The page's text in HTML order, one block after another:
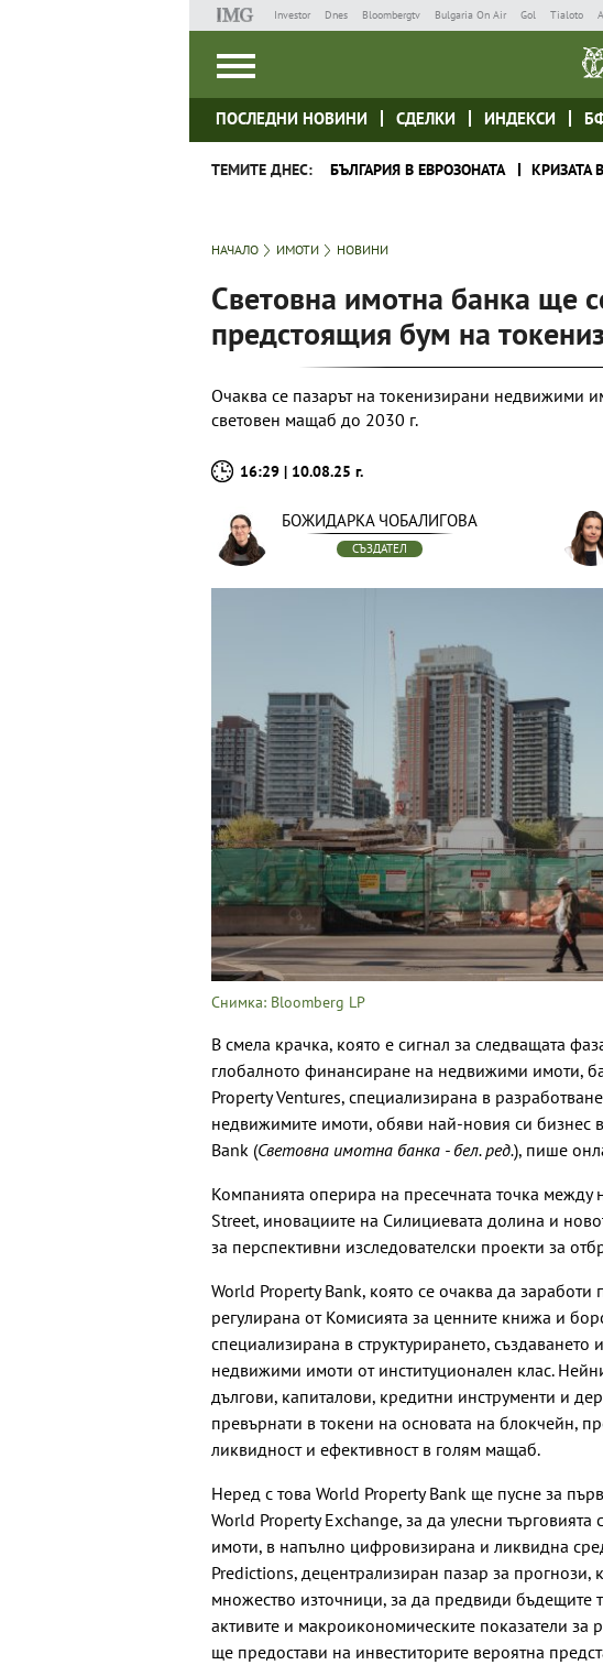
Investor Dnes Bloombergtv Bulgaria On Air Gol Tialoto
ПОСЛЕДНИ НОВИНИ СДЕЛКИ ИНДЕКСИ
ТЕМИТЕ ДНЕС: БЪЛГАРИЯ В ЕВРОЗОНАТА КРИЗАТА
НАЧАЛО ИМОТИ НОВИНИ
Световна имотна банка ще
предстоящия бум на
Очаква се пазарът на токенизирани недвижими
световен мащаб до 2030 г.
16:29 | 10.08.25 г.
БОЖИДАРКА ЧОБАЛИГОВА
СЪЗДАТЕЛ
Снимка: Bloomberg LP
В смела крачка, която е сигнал за следващата
глобалното финансиране на недвижими имоти,
Property Ventures, специализирана в
недвижимите имоти, обяви най-новия си бизнес
Bank (Световна имотна банка - бел. ред.), пише
Компанията оперира на пресечната точка
Street, иновациите на Силициевата долина и
за перспективни изследователски проекти за
World Property Bank, която се очаква да заработи
регулирана от Комисията за ценните книжа и
специализирана в структурирането,
недвижими имоти от институционален клас.
дългови, капиталови, кредитни инструменти и
превърнати в токени на основата на блокчейн,
ликвидност и ефективност в голям мащаб.
Неред с това World Property Bank ще пусне за
World Property Exchange, за да улесни
имоти, в напълно цифровизирана и ликвидна
Predictions, децентрализиран пазар за прогнози,
множество източници, за да предвиди бъдещите
активите и макроикономическите показатели за
ще предостави на инвеститорите вероятна